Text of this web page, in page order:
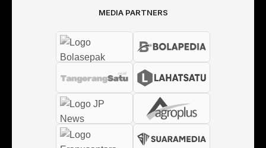
MEDIA PARTNERS